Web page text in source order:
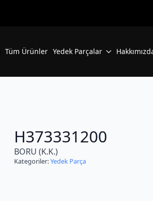
Tüm Ürünler Yedek Parçalar
H373331200
BORU (K.K.)
Kategoriler:Yedek Parça